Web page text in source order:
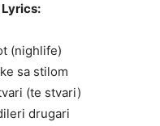
(nighlife)
sa stilom
(te stvari)
drugari